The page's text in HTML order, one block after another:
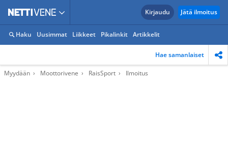
Kirjaudu Jätä ilmoitus
Haku Uusimmat Liikkeet Pikalinkit Artikkelit
Hae samanlaiset
Myydään Moottorivene RaisSport Ilmoitus